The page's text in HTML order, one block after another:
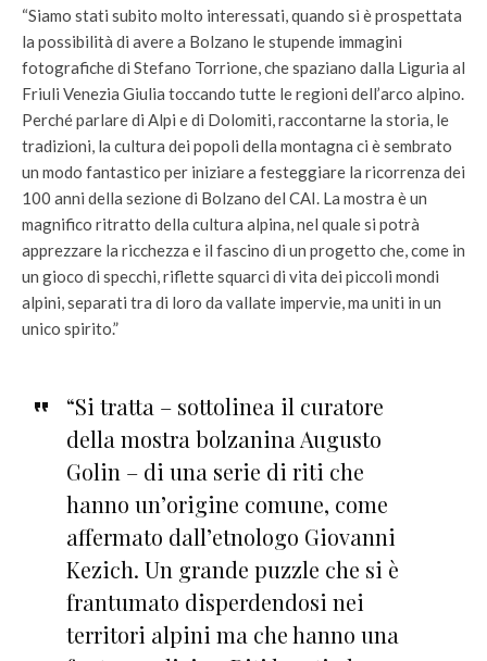
“Siamo stati subito molto interessati, quando si è prospettata
la possibilità di avere a Bolzano le stupende immagini
fotografiche di Stefano Torrione, che spaziano dalla Liguria al
Friuli Venezia Giulia toccando tutte le regioni dell’arco alpino.
Perché parlare di Alpi e di Dolomiti, raccontarne la storia, le
tradizioni, la cultura dei popoli della montagna ci è sembrato
un modo fantastico per iniziare a festeggiare la ricorrenza dei
100 anni della sezione di Bolzano del CAI. La mostra è un
magnifico ritratto della cultura alpina, nel quale si potrà
apprezzare la ricchezza e il fascino di un progetto che, come in
un gioco di specchi, riflette squarci di vita dei piccoli mondi
alpini, separati tra di loro da vallate impervie, ma uniti in un
unico spirito.”
“Si tratta – sottolinea il curatore
della mostra bolzanina Augusto
Golin – di una serie di riti che
hanno un’origine comune, come
affermato dall’etnologo Giovanni
Kezich. Un grande puzzle che si è
frantumato disperdendosi nei
territori alpini ma che hanno una